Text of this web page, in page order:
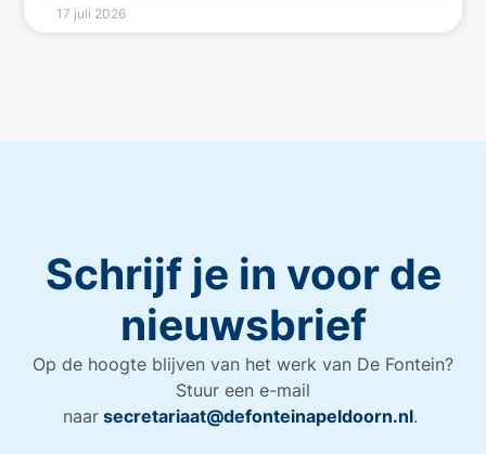
17 juli 2026
Schrijf je in voor de
nieuwsbrief
Op de hoogte blijven van het werk van De Fontein?
Stuur een e-mail
naar secretariaat@defonteinapeldoorn.nl.